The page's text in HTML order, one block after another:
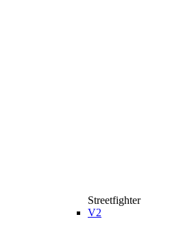
Streetfighter
V2